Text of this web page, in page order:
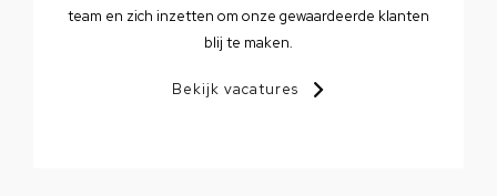
team en zich inzetten om onze gewaardeerde klanten
blij te maken.
Bekijk vacatures